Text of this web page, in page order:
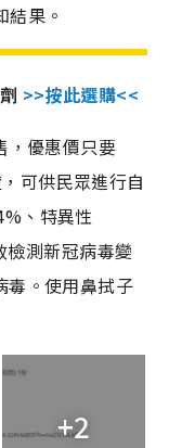
果。
>>按此選購<<
，優惠價只要
可供民眾進行自
、特異性
測新冠病毒變
。使用鼻拭子
+2